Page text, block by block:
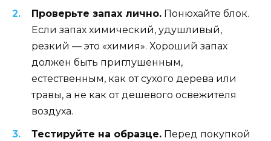
Проверьте запах лично. Понюхайте блок.
Если запах химический, удушливый,
резкий — это «химия». Хороший запах
должен быть приглушенным,
естественным, как от сухого дерева или
травы, а не как от дешевого освежителя
воздуха.
Тестируйте на образце. Перед покупкой